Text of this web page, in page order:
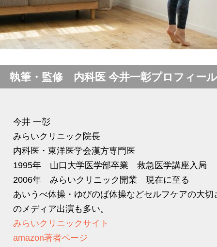
執筆・監修 内科医 今井一彰プロフィール
今井 一彰
みらいクリニック院長
内科医・東洋医学会漢方専門医
1995年 山口大学医学部卒業 救急医学講座入局
2006年 みらいクリニック開業 現在に至る
あいうべ体操・ゆびのば体操などセルフケアの大
のメディア出演も多い。
みらいクリニックサイト
amazon著者ページ